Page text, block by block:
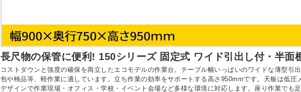
長尺物の保管に便利! 150シリーズ 固定式 ワイド引出し付・半面
コストダウンと強度の確保を両立したエコモデルの作業台。テーブル幅いっぱいのワイドな薄型引
包や検品等、軽作業に適しています。立ち作業の効率をサポートする高さ950mmです。天板は低
デザインで作業現場・オフィス・学校・イベント会場など多様な環境に対応します。座り作業でも